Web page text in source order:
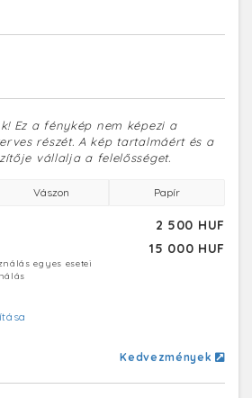
Ez a fénykép nem képezi a
részét. A kép tartalmáért és a
vállalja a felelősséget.
Vászon Papír
2 500 HUF
15 000 HUF
egyes esetei
Kedvezmények